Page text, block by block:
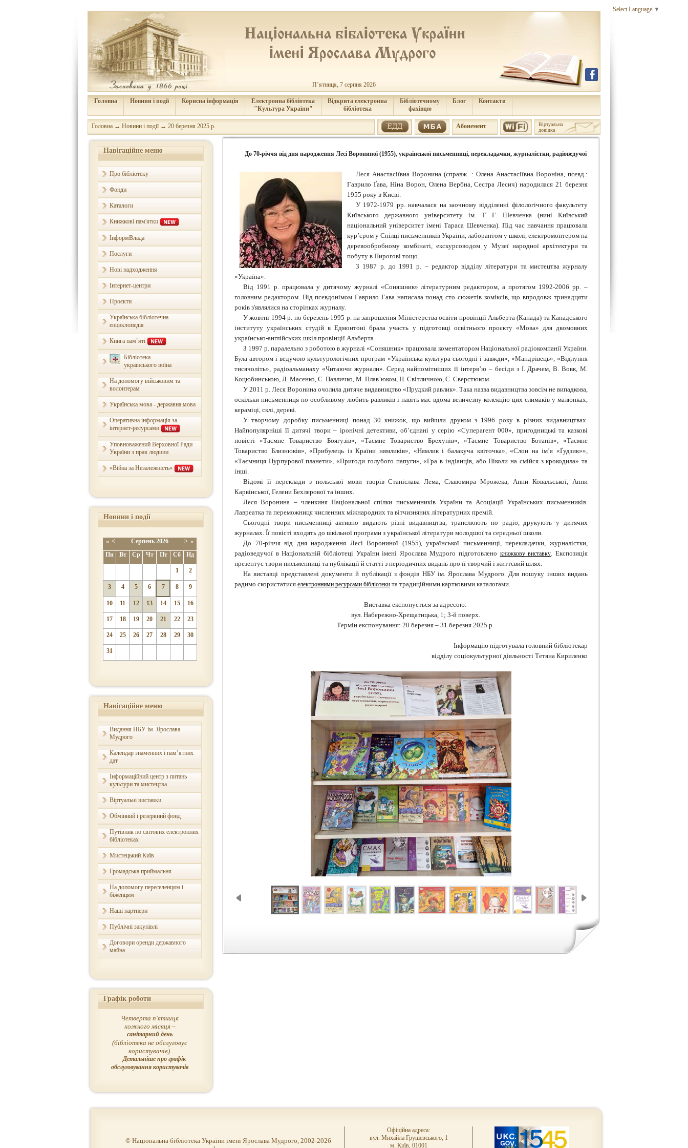
Select Language ▼
П’ятниця, 7 серпня 2026
Головна Новини і події Корисна інформація
Електронна бібліотека
"Культура України"
Відкрита електронна
бібліотека
Бібліотечному
фахівцю
Блог Контакти
Головна → Новини і події→ 20 березня 2025 р. Aбонемент
Віртуальна
довідка
Навігаційне меню
Про бібліотеку
Фонди
Каталоги
Книжкові пам'ятки
ІнформВлада
Послуги
Нові надходження
Інтернет-центри
Проєкти
Українська бібліотечна
енциклопедія
Книга пам`яті
Бібліотека
українського воїна
На допомогу військовим та
волонтерам
Українська мова - державна мова
Оперативна інформація за
інтернет-ресурсами
Уповноважений Верховної Ради
України з прав людини
«Війна за Незалежність»
Новини і події
« < Серпень2026 > »
Пн
Вт Ср Чт Пт Сб Нд
1 2
3 4 5 6 7 8 9
10 11 12 13 14 15 16
17 18 19 20 21 22 23
24 25 26 27 28 29 30
31
Навігаційне меню
Видання НБУ ім. Ярослава
Мудрого
Календар знаменних і пам’ятних
дат
Інформаційний центр з питань
культури та мистецтва
Віртуальні виставки
Обмінний і резервний фонд
Путівник по світових електронних
бібліотеках
Мистецький Київ
Громадська приймальня
На допомогу переселенцям і
біженцям
Наші партнери
Публічні закупівлі
Договори оренди державного
майна
Графік роботи
Четверта п'ятниця
кожного місяця –
санітарний день
(бібліотека не обслуговує
користувачів).
Детальніше про графік
обслуговування користувачів
До 70-річчя від дня народження Лесі Ворониної (1955), української письменниці, перекладачки, журналістки, радіоведучої
Леся Анастасіївна Воронина (справж. : Олена Анастасіївна Вороніна, псевд.:
Гаврило Ґава, Ніна Ворон, Олена Вербна, Сестра Лесич) народилася 21 березня
1955 року в Києві.
У 1972-1979 рр. навчалася на заочному відділенні філологічного факультету
Київського державного університету ім. Т. Г. Шевченка (нині Київський
національний університет імені Тараса Шевченка). Під час навчання працювала
кур’єром у Спілці письменників України, лаборантом у школі, електромонтером на
деревообробному комбінаті, екскурсоводом у Музеї народної архітектури та
побуту в Пирогові тощо.
З 1987 р. до 1991 р. – редактор відділу літератури та мистецтва журналу
«Україна».
Від 1991 р. працювала у дитячому журналі «Соняшник» літературним редактором, а протягом 1992-2006 рр. –
головним редактором. Під псевдонімом Гаврило Гава написала понад сто сюжетів коміксів, що впродовж тринадцяти
років з'являлися на сторінках журналу.
У жовтні 1994 р. по березень 1995 р. на запрошення Міністерства освіти провінції Альберта (Канада) та Канадського
інституту українських студій в Едмонтоні брала участь у підготовці освітнього проєкту «Мова» для двомовних
українсько-англійських шкіл провінції Альберта.
З 1997 р. паралельно з роботою в журналі «Соняшник» працювала коментатором Національної радіокомпанії України.
Була автором і ведучою культурологічних програм «Українська культура сьогодні і завжди», «Мандрівець», «Відлуння
тисячоліть», радіоальманаху «Читаючи журнали». Серед найпомітніших її інтерв’ю – бесіди з І. Драчем, В. Вовк, М.
Коцюбинською, Л. Масенко, С. Павличко, М. Плав’юком, Н. Світличною, Є. Сверстюком.
У 2011 р. Леся Воронина очолила дитяче видавництво «Прудкий равлик». Така назва видавництва зовсім не випадкова,
оскільки письменниця по-особливому любить равликів і навіть має вдома величезну колекцію цих слимаків у малюнках,
кераміці, склі, дереві.
У творчому доробку письменниці понад 30 книжок, що вийшли друком з 1996 року в різних видавництвах.
Найпопулярніші її дитячі твори – іронічні детективи, об’єднані у серію «Суперагент 000», пригодницькі та казкові
повісті «Таємне Товариство Боягузів», «Таємне Товариство Брехунів», «Таємне Товариство Ботанів», «Таємне
Товариство Близнюків», «Прибулець із Країни нямликів», «Нямлик і балакуча квіточка», «Слон на ім’я «Ґудзик»»,
«Таємниця Пурпурової планети», «Пригоди голубого папуги», «Гра в індіанців, або Ніколи на смійся з крокодила» та
інші.
Відомі її переклади з польської мови творів Станіслава Лема, Славомира Мрожека, Анни Ковальської, Анни
Карвінської, Гелени Бехлерової та інших.
Леся Воронина – членкиня Національної спілки письменників України та Асоціації Українських письменників.
Лавреатка та переможниця численних міжнародних та вітчизняних літературних премій.
Сьогодні твори письменниці активно видають різні видавництва, транслюють по радіо, друкують у дитячих
журналах. Її повісті входять до шкільної програми з української літератури молодшої та середньої школи.
До 70-річчя від дня народження Лесі Ворониної (1955), української письменниці, перекладачки, журналістки,
радіоведучої в Національній бібліотеці України імені Ярослава Мудрого підготовлено книжкову виставку. Експозиція
презентує твори письменниці та публікації й статті з періодичних видань про її творчий і життєвий шлях.
На виставці представлені документи й публікації з фондів НБУ ім. Ярослава Мудрого. Для пошуку інших видань
радимо скористатися електронними ресурсами бібліотеки та традиційними картковими каталогами.
Виставка експонується за адресою:
вул. Набережно-Хрещатицька, 1; 3-й поверх.
Термін експонування: 20 березня – 31 березня 2025 р.
Інформацію підготувала головний бібліотекар
відділу соціокультурної діяльності Тетяна Кириленко
© Національна бібліотека України імені Ярослава Мудрого, 2002-2026
Офіційна адреса:
вул. Михайла Грушевського, 1
м. Київ, 01001